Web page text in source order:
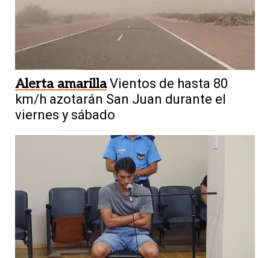
Alerta amarilla Vientos de hasta 80
km/h azotarán San Juan durante el
viernes y sábado